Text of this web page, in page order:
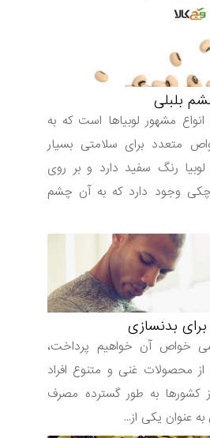
مشهور لوبیاها است که به
برای سلامتی بسیار
رنگ سفید دارد و بر روی
وجود دارد که به آن چشم
بدنسازی
خواص آن خواهیم پرداخت،
غنی و متنوع افراد
به طور گسترده مصرف
یکی از...